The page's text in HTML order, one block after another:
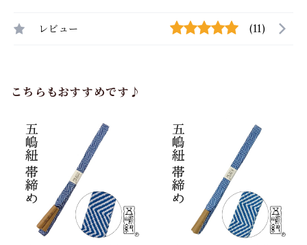
レビュー (11)
こちらもおすすめです♪